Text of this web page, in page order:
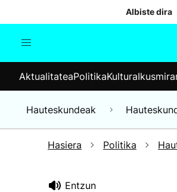
Albiste dira
Munduko albisteak
AktualitateaPolitikaKultura
Hauteskundeak
Hasiera Politika
Entzun